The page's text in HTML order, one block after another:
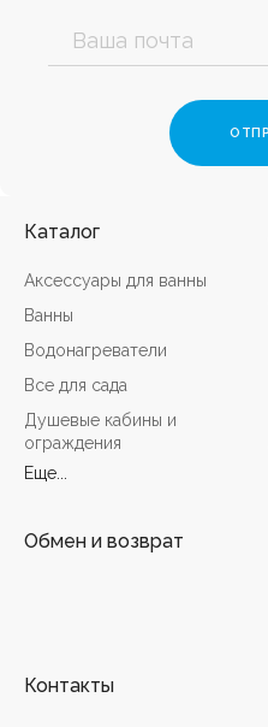
Каталог
Аксессуары для ванны
Ванны
Водонагреватели
Все для сада
Душевые кабины и
ограждения
Еще...
Обмен и возврат
Контакты